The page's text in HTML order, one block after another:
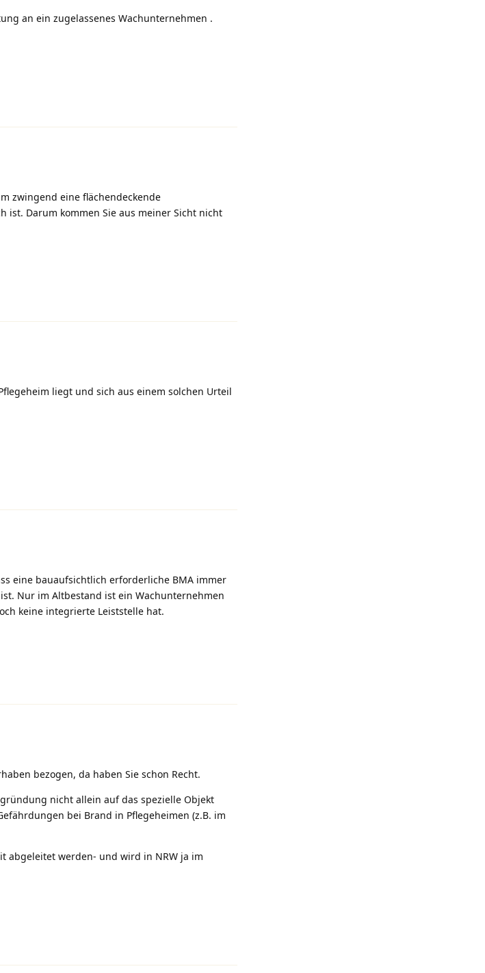
an ein zugelassenes Wachunternehmen .
zwingend eine flächendeckende
Darum kommen Sie aus meiner Sicht nicht
liegt und sich aus einem solchen Urteil
eine bauaufsichtlich erforderliche BMA immer
Nur im Altbestand ist ein Wachunternehmen
keine integrierte Leiststelle hat.
bezogen, da haben Sie schon Recht.
nicht allein auf das spezielle Objekt
bei Brand in Pflegeheimen (z.B. im
abgeleitet werden- und wird in NRW ja im